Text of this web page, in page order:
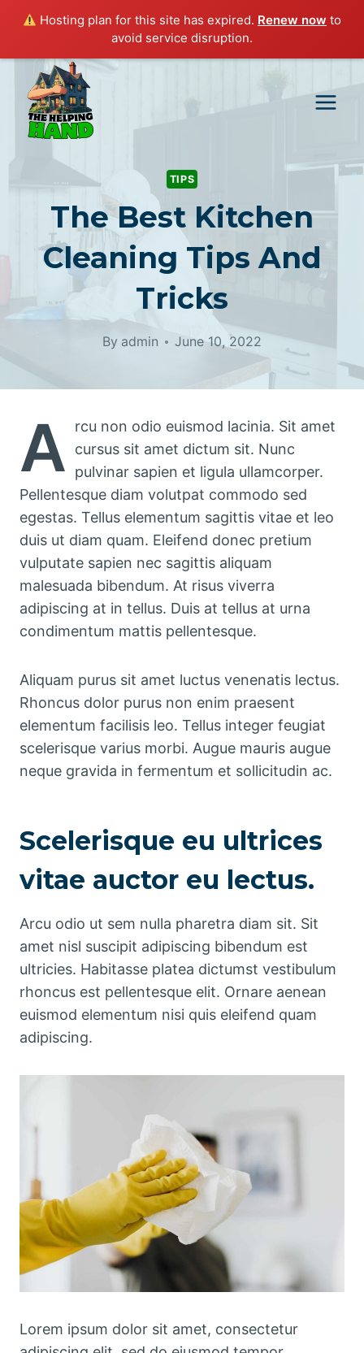
Hosting plan for this site has expired. Renew now to
avoid service disruption.
content
TIPS
The Best Kitchen
Cleaning Tips And
Tricks
By admin June 10, 2022
A
rcu non odio euismod lacinia. Sit amet
cursus sit amet dictum sit. Nunc
pulvinar sapien et ligula ullamcorper.
Pellentesque diam volutpat commodo sed
egestas. Tellus elementum sagittis vitae et leo
duis ut diam quam. Eleifend donec pretium
vulputate sapien nec sagittis aliquam
malesuada bibendum. At risus viverra
adipiscing at in tellus. Duis at tellus at urna
condimentum mattis pellentesque.
Aliquam purus sit amet luctus venenatis lectus.
Rhoncus dolor purus non enim praesent
elementum facilisis leo. Tellus integer feugiat
scelerisque varius morbi. Augue mauris augue
neque gravida in fermentum et sollicitudin ac.
Scelerisque eu ultrices
vitae auctor eu lectus.
Arcu odio ut sem nulla pharetra diam sit. Sit
amet nisl suscipit adipiscing bibendum est
ultricies. Habitasse platea dictumst vestibulum
rhoncus est pellentesque elit. Ornare aenean
euismod elementum nisi quis eleifend quam
adipiscing.
Lorem ipsum dolor sit amet, consectetur